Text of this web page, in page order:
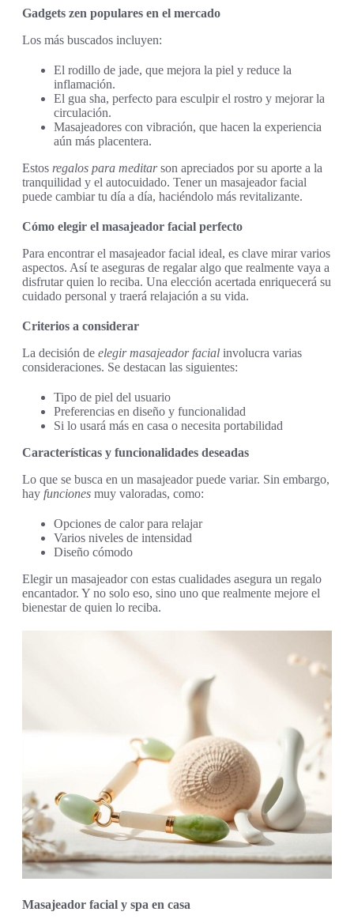
Gadgets zen populares en el mercado
Los más buscados incluyen:
El rodillo de jade, que mejora la piel y reduce la
inflamación.
El gua sha, perfecto para esculpir el rostro y mejorar la
circulación.
Masajeadores con vibración, que hacen la experiencia
aún más placentera.
Estos regalos para meditarson apreciados por su aporte a la
tranquilidad y el autocuidado. Tener un masajeador facial
puede cambiar tu día a día, haciéndolo más revitalizante.
Cómo elegir el masajeador facial perfecto
Para encontrar el masajeador facial ideal, es clave mirar varios
aspectos. Así te aseguras de regalar algo que realmente vaya a
disfrutar quien lo reciba. Una elección acertada enriquecerá su
cuidado personal y traerá relajación a su vida.
Criterios a considerar
La decisión de elegir masajeador facial involucra varias
consideraciones. Se destacan las siguientes:
Tipo de piel del usuario
Preferencias en diseño y funcionalidad
Si lo usará más en casa o necesita portabilidad
Características y funcionalidades deseadas
Lo que se busca en un masajeador puede variar. Sin embargo,
hay funciones muy valoradas, como:
Opciones de calor para relajar
Varios niveles de intensidad
Diseño cómodo
Elegir un masajeador con estas cualidades asegura un regalo
encantador. Y no solo eso, sino uno que realmente mejore el
bienestar de quien lo reciba.
Masajeador facial y spa en casa